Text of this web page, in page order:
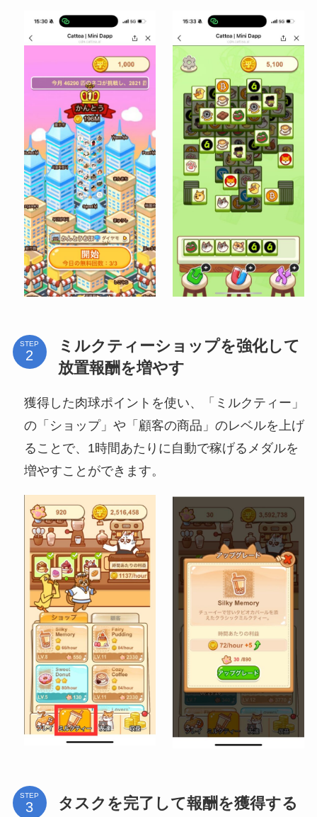
STEP
ミルクティーショップを強化して
放置報酬を増やす
獲得した肉球ポイントを使い、「ミルクティー」
の「ショップ」や「顧客の商品」のレベルを上げ
ることで、1時間あたりに自動で稼げるメダルを
増やすことができます。
STEP タスクを完了して報酬を獲得する